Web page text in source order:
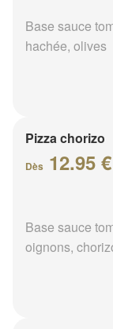
Base sauce
hachée, olives
Pizza chorizo
Dès 12.95 €
Base sauce
oignons,